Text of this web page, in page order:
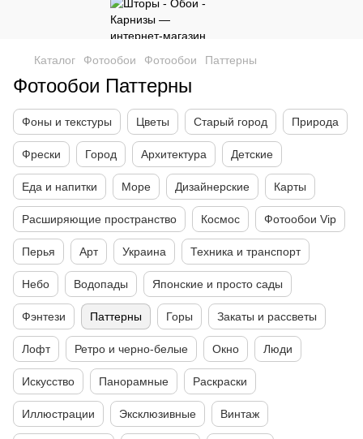
Каталог Фотообои Фотообои Паттерны
Фотообои Паттерны
Фоны и текстуры Цветы Старый город Природа
Фрески Город Архитектура Детские
Еда и напитки Море Дизайнерские Карты
Расширяющие пространство Космос Фотообои Vip
Перья Арт Украина Техника и транспорт
Небо Водопады Японские и просто сады
Фэнтези Паттерны Горы Закаты и рассветы
Лофт Ретро и черно-белые Окно Люди
Искусство Панорамные Раскраски
Иллюстрации Эксклюзивные Винтаж